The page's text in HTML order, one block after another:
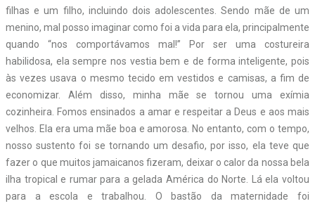
filhas e um filho, incluindo dois adolescentes. Sendo mãe de um
menino, mal posso imaginar como foi a vida para ela, principalmente
quando “nos comportávamos mal!” Por ser uma costureira
habilidosa, ela sempre nos vestia bem e de forma inteligente, pois
às vezes usava o mesmo tecido em vestidos e camisas, a fim de
economizar. Além disso, minha mãe se tornou uma exímia
cozinheira. Fomos ensinados a amar e respeitar a Deus e aos mais
velhos. Ela era uma mãe boa e amorosa. No entanto, com o tempo,
nosso sustento foi se tornando um desafio, por isso, ela teve que
fazer o que muitos jamaicanos fizeram, deixar o calor da nossa bela
ilha tropical e rumar para a gelada América do Norte. Lá ela voltou
para a escola e trabalhou. O bastão da maternidade foi